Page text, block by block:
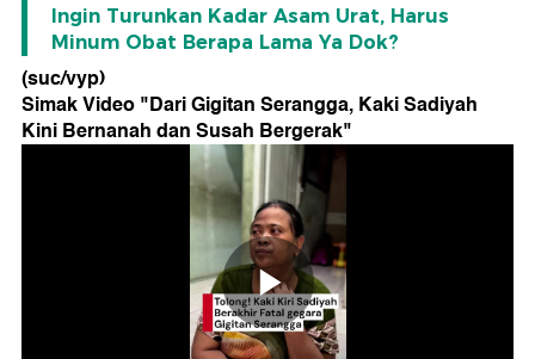
Ingin Turunkan Kadar Asam Urat, Harus
Minum Obat Berapa Lama Ya Dok?
(suc/vyp)
Simak Video "Dari Gigitan Serangga, Kaki Sadiyah
Kini Bernanah dan Susah Bergerak"